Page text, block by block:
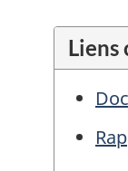
Liens